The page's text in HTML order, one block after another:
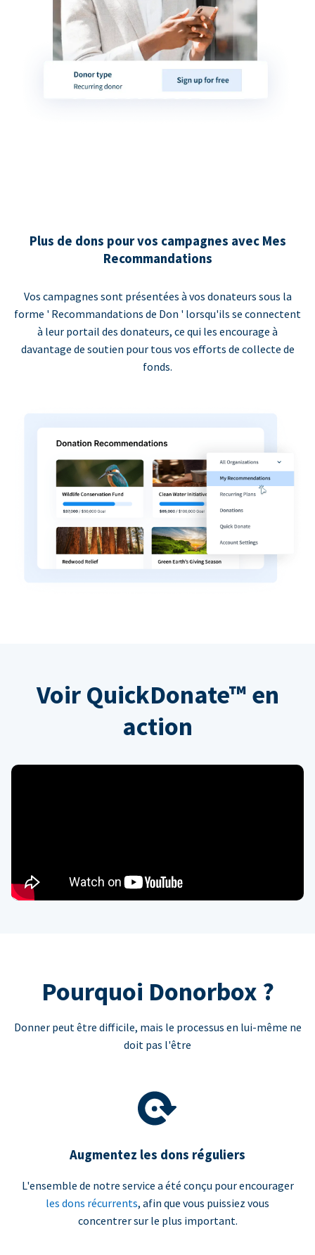
Plus de dons pour vos campagnes avec Mes
Recommandations
Vos campagnes sont présentées à vos donateurs sous la
forme ' Recommandations de Don ' lorsqu'ils se connectent
à leur portail des donateurs, ce qui les encourage à
davantage de soutien pour tous vos efforts de collecte de
fonds.
Voir QuickDonate™ en
action
Pourquoi Donorbox ?
Donner peut être difficile, mais le processus en lui-même ne
doit pas l'être
Augmentez les dons réguliers
L'ensemble de notre service a été conçu pour encourager
les dons récurrents, afin que vous puissiez vous
concentrer sur le plus important.